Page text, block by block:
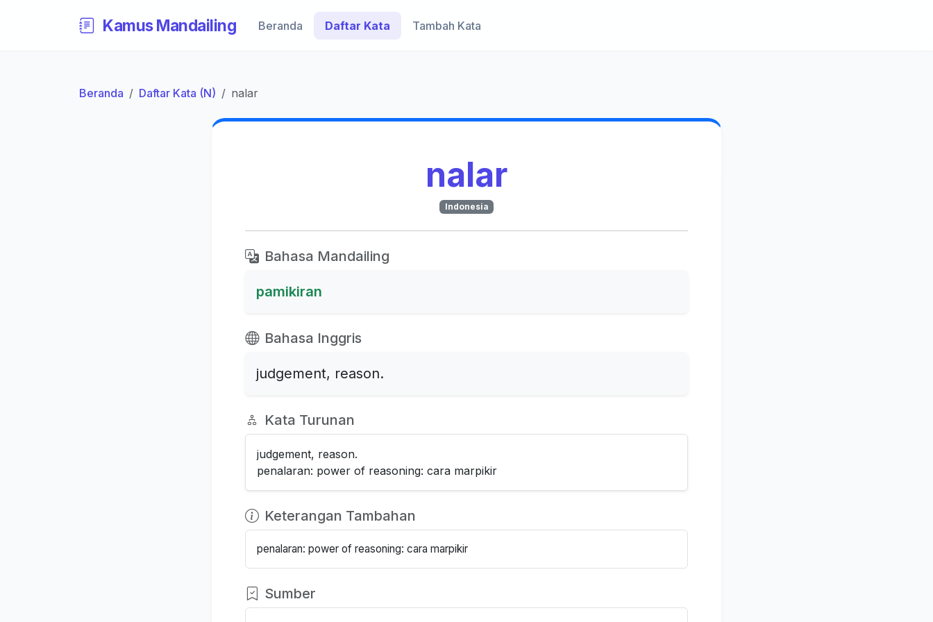
Kamus Mandailing Beranda Daftar Kata Tambah Kata
Beranda Daftar Kata (N) nalar
nalar
Indonesia
Bahasa Mandailing
pamikiran
Bahasa Inggris
judgement, reason.
Kata Turunan
judgement, reason.
penalaran: power of reasoning: cara marpikir
Keterangan Tambahan
penalaran: power of reasoning: cara marpikir
Sumber